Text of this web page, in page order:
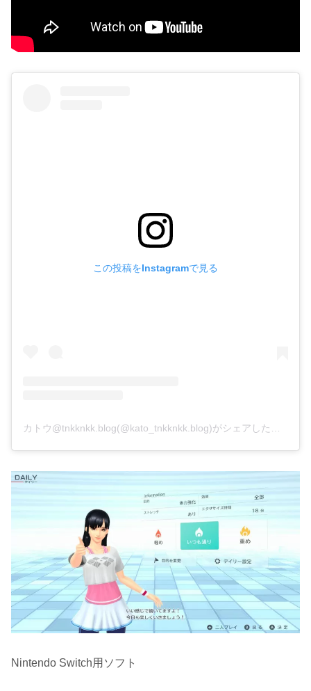
この投稿をInstagramで見る
Nintendo Switch用ソフト